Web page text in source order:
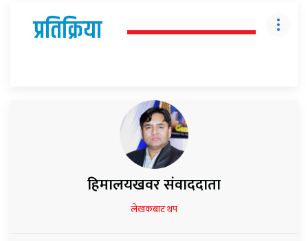
प्रतिक्रिया
हिमालयखवर संवाददाता
लेखकबाट थप